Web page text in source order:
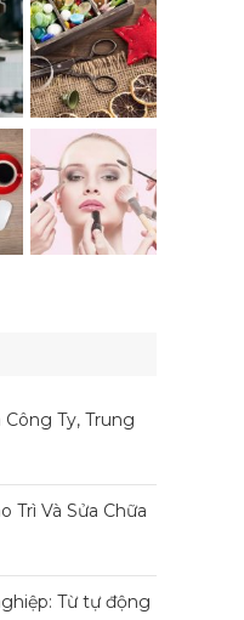
Công Ty, Trung
Trì Và Sửa Chữa
Từ tự động